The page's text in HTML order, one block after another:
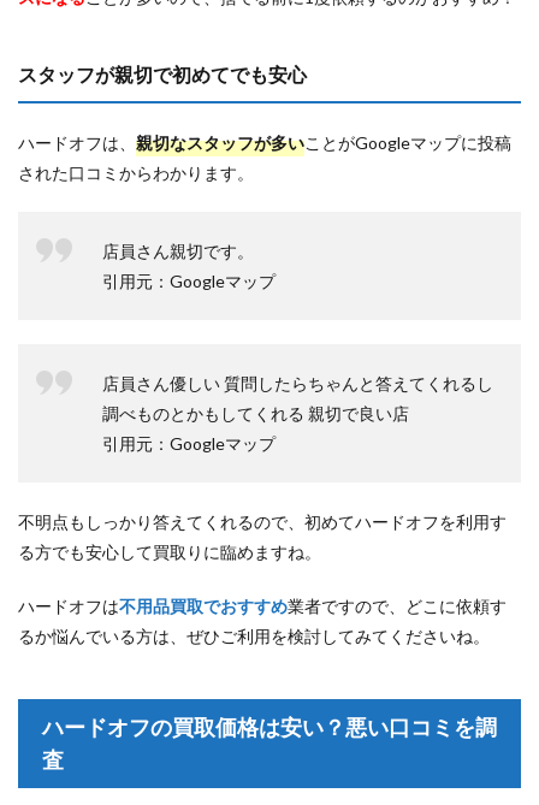
スタッフが親切で初めてでも安心
ハードオフは、 親切なスタッフが多いことがGoogleマップに投稿
された口コミからわかります。
店員さん親切です。
引用元：Googleマップ
店員さん優しい 質問したらちゃんと答えてくれるし
調べものとかもしてくれる 親切で良い店
引用元：Googleマップ
不明点もしっかり答えてくれるので、初めてハードオフを利用す
る方でも安心して買取りに臨めますね。
ハードオフは不用品買取でおすすめ業者ですので、どこに依頼す
るか悩んでいる方は、ぜひご利用を検討してみてくださいね。
ハードオフの買取価格は安い？悪い口コミを調
査